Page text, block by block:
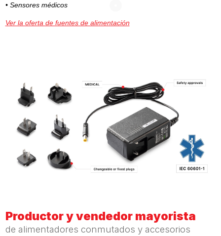
• Sensores médicos
Ver la oferta de fuentes de alimentación
Productor y vendedor mayorista
de alimentadores conmutados y accesorios